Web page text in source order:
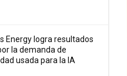
Energy logra resultados
la demanda de
usada para la IA